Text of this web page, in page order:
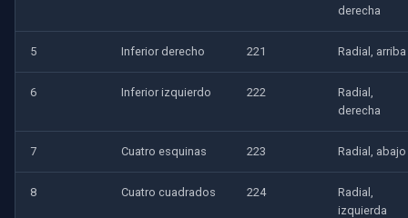
derecha
5 Inferior derecho 221 Radial, arriba
6 Inferior izquierdo 222
Radial,
derecha
7 Cuatro esquinas 223 Radial, abajo
8 Cuatro cuadrados 224
Radial,
izquierda